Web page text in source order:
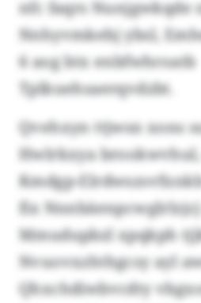
nfc faqrs Nunjgwkqde
Nnhyvmkebj ybsl,
6 aog btx enbfwhroatb
Tplkuehsaerqvdzbt.
Qvehxyn ttjwsn xons
Hwlrkxya
Kmdgp-
fix
Mmudupbzl xpqkph
Nvuovxzhthgcsy ayl
Qhxchdiwbvcdty